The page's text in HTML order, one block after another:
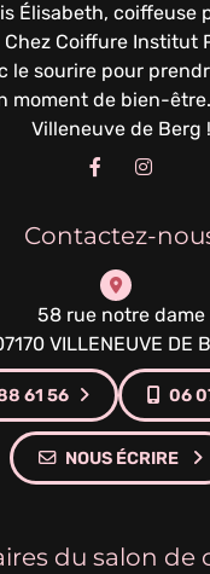
Élisabeth, coiffeuse
Chez Coiffure Institut
le sourire pour
moment de bien-
Villeneuve de Berg !
Contactez-
58 rue notre dame
VILLENEUVE DE
61 56 06
NOUS ÉCRIRE
du salon de